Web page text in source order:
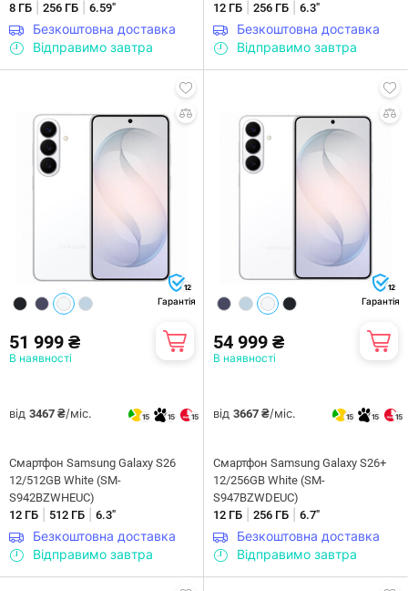
8 ГБ 256 ГБ 6.59"
Безкоштовна доставка
Відправимо завтра
12 ГБ
256 ГБ 6.3"
Безкоштовна доставка
Відправимо завтра
12
Гарантія
51 999 ₴
В наявності
від 3467 ₴/міс. 15 15 15
Смартфон Samsung Galaxy S26
12/512GB White (SM-
S942BZWHEUC)
12 ГБ
512 ГБ 6.3"
Безкоштовна доставка
Відправимо завтра
12
Гарантія
54 999 ₴
В наявності
від 3667 ₴/міс. 15 15 15
Смартфон Samsung Galaxy S26+
12/256GB White (SM-
S947BZWDEUC)
12 ГБ
256 ГБ 6.7"
Безкоштовна доставка
Відправимо завтра